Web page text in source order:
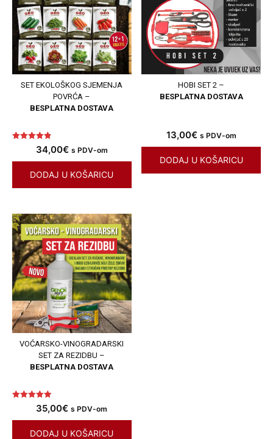
SET EKOLOŠKOG SJEMENJA
POVRĆA –
BESPLATNA DOSTAVA
Ocjenjeno
od 5
34,00€ s PDV-om
DODAJ U KOŠARICU
HOBI SET 2 –
BESPLATNA DOSTAVA
13,00€ s PDV-om
DODAJ U KOŠARICU
VOĆARSKO-VINOGRADARSKI
SET ZA REZIDBU –
BESPLATNA DOSTAVA
Ocjenjeno
od 5
35,00€ s PDV-om
DODAJ U KOŠARICU